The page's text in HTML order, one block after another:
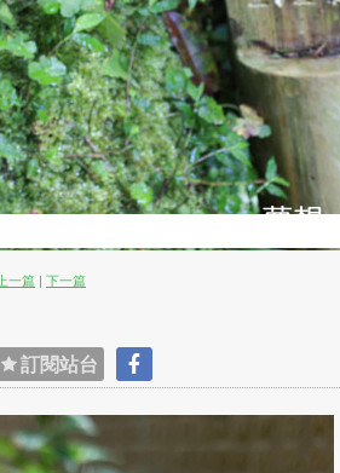
上一篇 | 下一篇
訂閱站台